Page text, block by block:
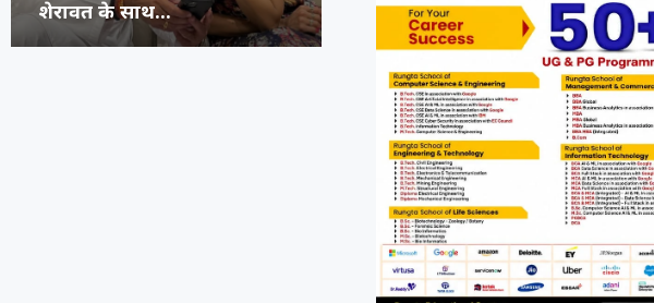
की उम्र...
जनरेशन गटर,...
कॉमेडियन्स...
फेस्टिवल में पहुंची चक...